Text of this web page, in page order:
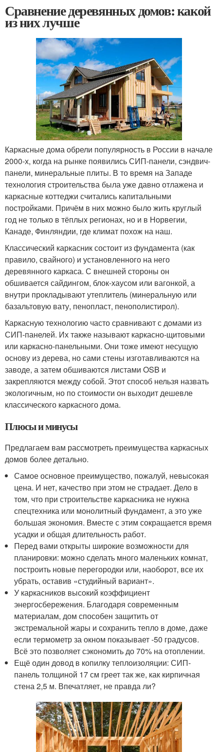
Сравнение деревянных домов: какой
из них лучше
Каркасные дома обрели популярность в России в начале
2000-х, когда на рынке появились СИП-панели, сэндвич-
панели, минеральные плиты. В то время на Западе
технология строительства была уже давно отлажена и
каркасные коттеджи считались капитальными
постройками. Причём в них можно было жить круглый
год не только в тёплых регионах, но и в Норвегии,
Канаде, Финляндии, где климат похож на наш.
Классический каркасник состоит из фундамента (как
правило, свайного) и установленного на него
деревянного каркаса. С внешней стороны он
обшивается сайдингом, блок-хаусом или вагонкой, а
внутри прокладывают утеплитель (минеральную или
базальтовую вату, пенопласт, пенополистирол).
Каркасную технологию часто сравнивают с домами из
СИП-панелей. Их также называют каркасно-щитовыми
или каркасно-панельными. Они тоже имеют несущую
основу из дерева, но сами стены изготавливаются на
заводе, а затем обшиваются листами OSB и
закрепляются между собой. Этот способ нельзя назвать
экологичным, но по стоимости он выходит дешевле
классического каркасного дома.
Плюсы и минусы
Предлагаем вам рассмотреть преимущества каркасных
домов более детально.
Самое основное преимущество, пожалуй, невысокая
цена. И нет, качество при этом не страдает. Дело в
том, что при строительстве каркасника не нужна
спецтехника или монолитный фундамент, а это уже
большая экономия. Вместе с этим сокращается время
усадки и общая длительность работ.
Перед вами открыты широкие возможности для
планировки: можно сделать много маленьких комнат,
построить новые перегородки или, наоборот, все их
убрать, оставив «студийный вариант».
У каркасников высокий коэффициент
энергосбережения. Благодаря современным
материалам, дом способен защитить от
экстремальной жары и сохранить тепло в доме, даже
если термометр за окном показывает -50 градусов.
Всё это позволяет сэкономить до 70% на отоплении.
Ещё один довод в копилку теплоизоляции: СИП-
панель толщиной 17 см греет так же, как кирпичная
стена 2,5 м. Впечатляет, не правда ли?